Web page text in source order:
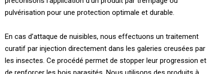
pulvérisation pour une protection optimale et durable.
En cas d’attaque de nuisibles, nous effectuons un traitement
curatif par injection directement dans les galeries creusées par
les insectes. Ce procédé permet de stopper leur progression et